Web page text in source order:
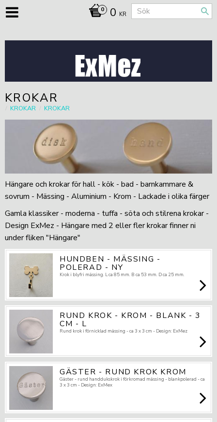
0 KR
KROKAR
KROKAR KROKAR
Hängare och krokar för hall - kök - bad - barnkammare &
sovrum - Mässing - Aluminium - Krom - Lackade i olika färger
Gamla klassiker - moderna - tuffa - söta och stilrena krokar -
Design ExMez - Hängare med 2 eller fler krokar finner ni
under fliken "Hängare"
HUNDBEN - MÄSSING -
POLERAD - NY
Krok i blyfri mässing. L ca 85 mm. B ca 53 mm. D ca 25 mm.
RUND KROK - KROM - BLANK - 3
CM - L
Rund krok i förnicklad mässing - ca 3 x 3 cm - Design: ExMez
GÄSTER - RUND KROK KROM
Gäster - rund handdukskrok i förkromad mässing - blankpolerad - ca
3 x 3 cm - Design: ExMex